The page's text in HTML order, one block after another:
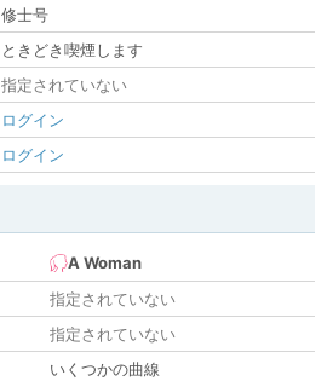
修士号
ときどき喫煙します
指定されていない
ログイン
ログイン
A Woman
指定されていない
指定されていない
いくつかの曲線